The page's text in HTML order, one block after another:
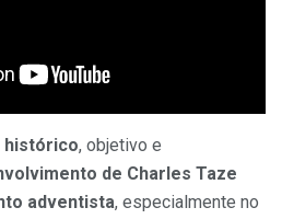
histórico, objetivo e
de Charles Taze
adventista, especialmente no